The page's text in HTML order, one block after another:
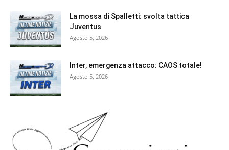
La mossa di Spalletti: svolta tattica
Juventus
Agosto 5, 2026
Inter, emergenza attacco: CAOS totale!
Agosto 5, 2026